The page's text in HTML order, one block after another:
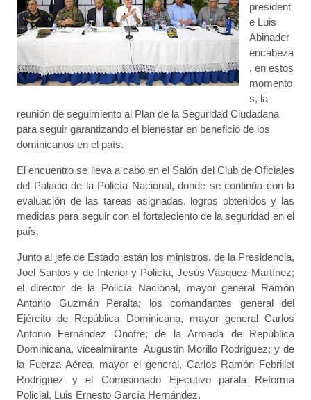
president
e Luis
Abinader
encabeza
, en estos
momento
s, la
reunión de seguimiento al Plan de la Seguridad Ciudadana
para seguir garantizando el bienestar en beneficio de los
dominicanos en el país.
El encuentro se lleva a cabo en el Salón del Club de Oficiales
del Palacio de la Policía Nacional, donde se continúa con la
evaluación de las tareas asignadas, logros obtenidos y las
medidas para seguir con el fortaleciento de la seguridad en el
país.
Junto al jefe de Estado están los ministros, de la Presidencia,
Joel Santos y de Interior y Policía, Jesús Vásquez Martínez;
el director de la Policía Nacional, mayor general Ramón
Antonio Guzmán Peralta; los comandantes general del
Ejército de República Dominicana, mayor general Carlos
Antonio Fernández Onofre; de la Armada de República
Dominicana, vicealmirante Augustín Morillo Rodríguez; y de
la Fuerza Aérea, mayor el general, Carlos Ramón Febrillet
Rodríguez y el Comisionado Ejecutivo parala Reforma
Policial, Luis Ernesto García Hernández.